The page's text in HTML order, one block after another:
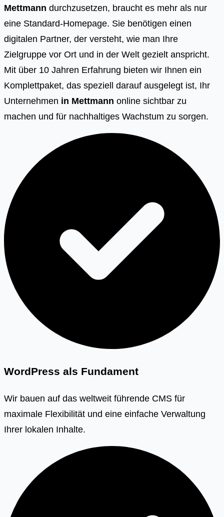
Mettmann durchzusetzen, braucht es mehr als nur
eine Standard-Homepage. Sie benötigen einen
digitalen Partner, der versteht, wie man Ihre
Zielgruppe vor Ort und in der Welt gezielt anspricht.
Mit über 10 Jahren Erfahrung bieten wir Ihnen ein
Komplettpaket, das speziell darauf ausgelegt ist, Ihr
Unternehmen in Mettmann online sichtbar zu
machen und für nachhaltiges Wachstum zu sorgen.
WordPress als Fundament
Wir bauen auf das weltweit führende CMS für
maximale Flexibilität und eine einfache Verwaltung
Ihrer lokalen Inhalte.